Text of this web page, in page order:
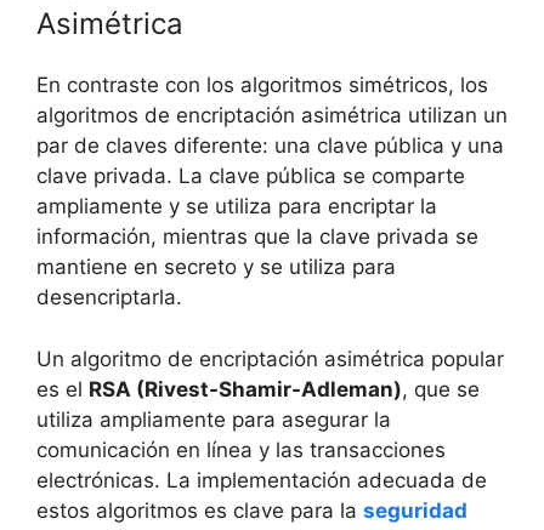
Asimétrica
En contraste con los algoritmos simétricos, los
algoritmos de encriptación asimétrica utilizan un
par de claves diferente: una clave pública y una
clave privada. La clave pública se comparte
ampliamente y se utiliza para encriptar la
información, mientras que la clave privada se
mantiene en secreto y se utiliza para
desencriptarla.
Un algoritmo de encriptación asimétrica popular
es el RSA (Rivest-Shamir-Adleman), que se
utiliza ampliamente para asegurar la
comunicación en línea y las transacciones
electrónicas. La implementación adecuada de
estos algoritmos es clave para la seguridad